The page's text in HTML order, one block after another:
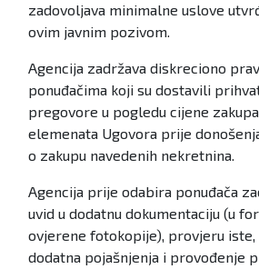
zadovoljava minimalne uslove
ovim javnim pozivom.
Agencija zadržava diskreciono
ponuđačima koji su dostavili
pregovore u pogledu cijene
elemenata Ugovora prije
o zakupu navedenih nekretnina.
Agencija prije odabira ponuđača
uvid u dodatnu dokumentaciju (u
ovjerene fotokopije), provjeru
dodatna pojašnjenja i provođenje